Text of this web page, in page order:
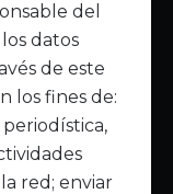
del
datos
de este
los fines de:
red; enviar